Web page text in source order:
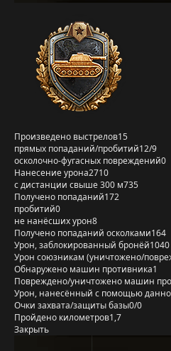
Произведено выстрелов15
прямых попаданий/пробитий12/9
осколочно-фугасных повреждений0
Нанесение урона2710
с дистанции свыше 300 м735
Получено попаданий172
пробитий0
не нанёсших урон8
Получено попаданий осколками164
Урон, заблокированный бронёй1040
Урон союзникам (уничтожено/
Обнаружено машин противника1
Повреждено/уничтожено машин
Урон, нанесённый с помощью
Очки захвата/защиты базы0/0
Пройдено километров1,7
Закрыть